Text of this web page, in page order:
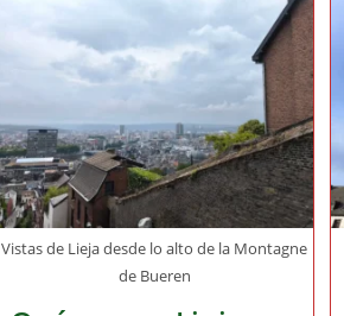
Vistas de Lieja desde lo alto de la Montagne
de Bueren